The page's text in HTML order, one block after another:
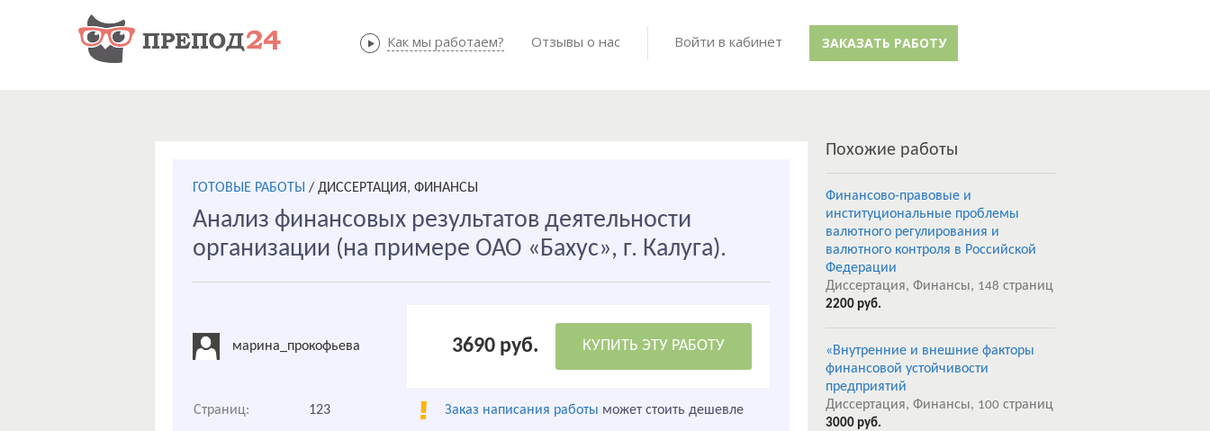
Как мы работаем? Готовые работы
Как мы работаем? Отзывы о нас Войти в кабинет ЗАКАЗАТЬ РАБОТУ
ГОТОВЫЕ РАБОТЫ / ДИССЕРТАЦИЯ, ФИНАНСЫ
Анализ финансовых результатов деятельности
организации (на примере ОАО «Бахус», г. Калуга).
марина_прокофьева 3690 руб. КУПИТЬ ЭТУ РАБОТУ
Страниц: 123 Заказ написания работы может стоить дешевле
Похожие работы
Финансово-правовые и
институциональные проблемы
валютного регулирования и
валютного контроля в Российской
Федерации
Диссертация, Финансы, 148 страниц
2200 руб.
«Внутренние и внешние факторы
финансовой устойчивости
предприятий
Диссертация, Финансы, 100 страниц
3000 руб.